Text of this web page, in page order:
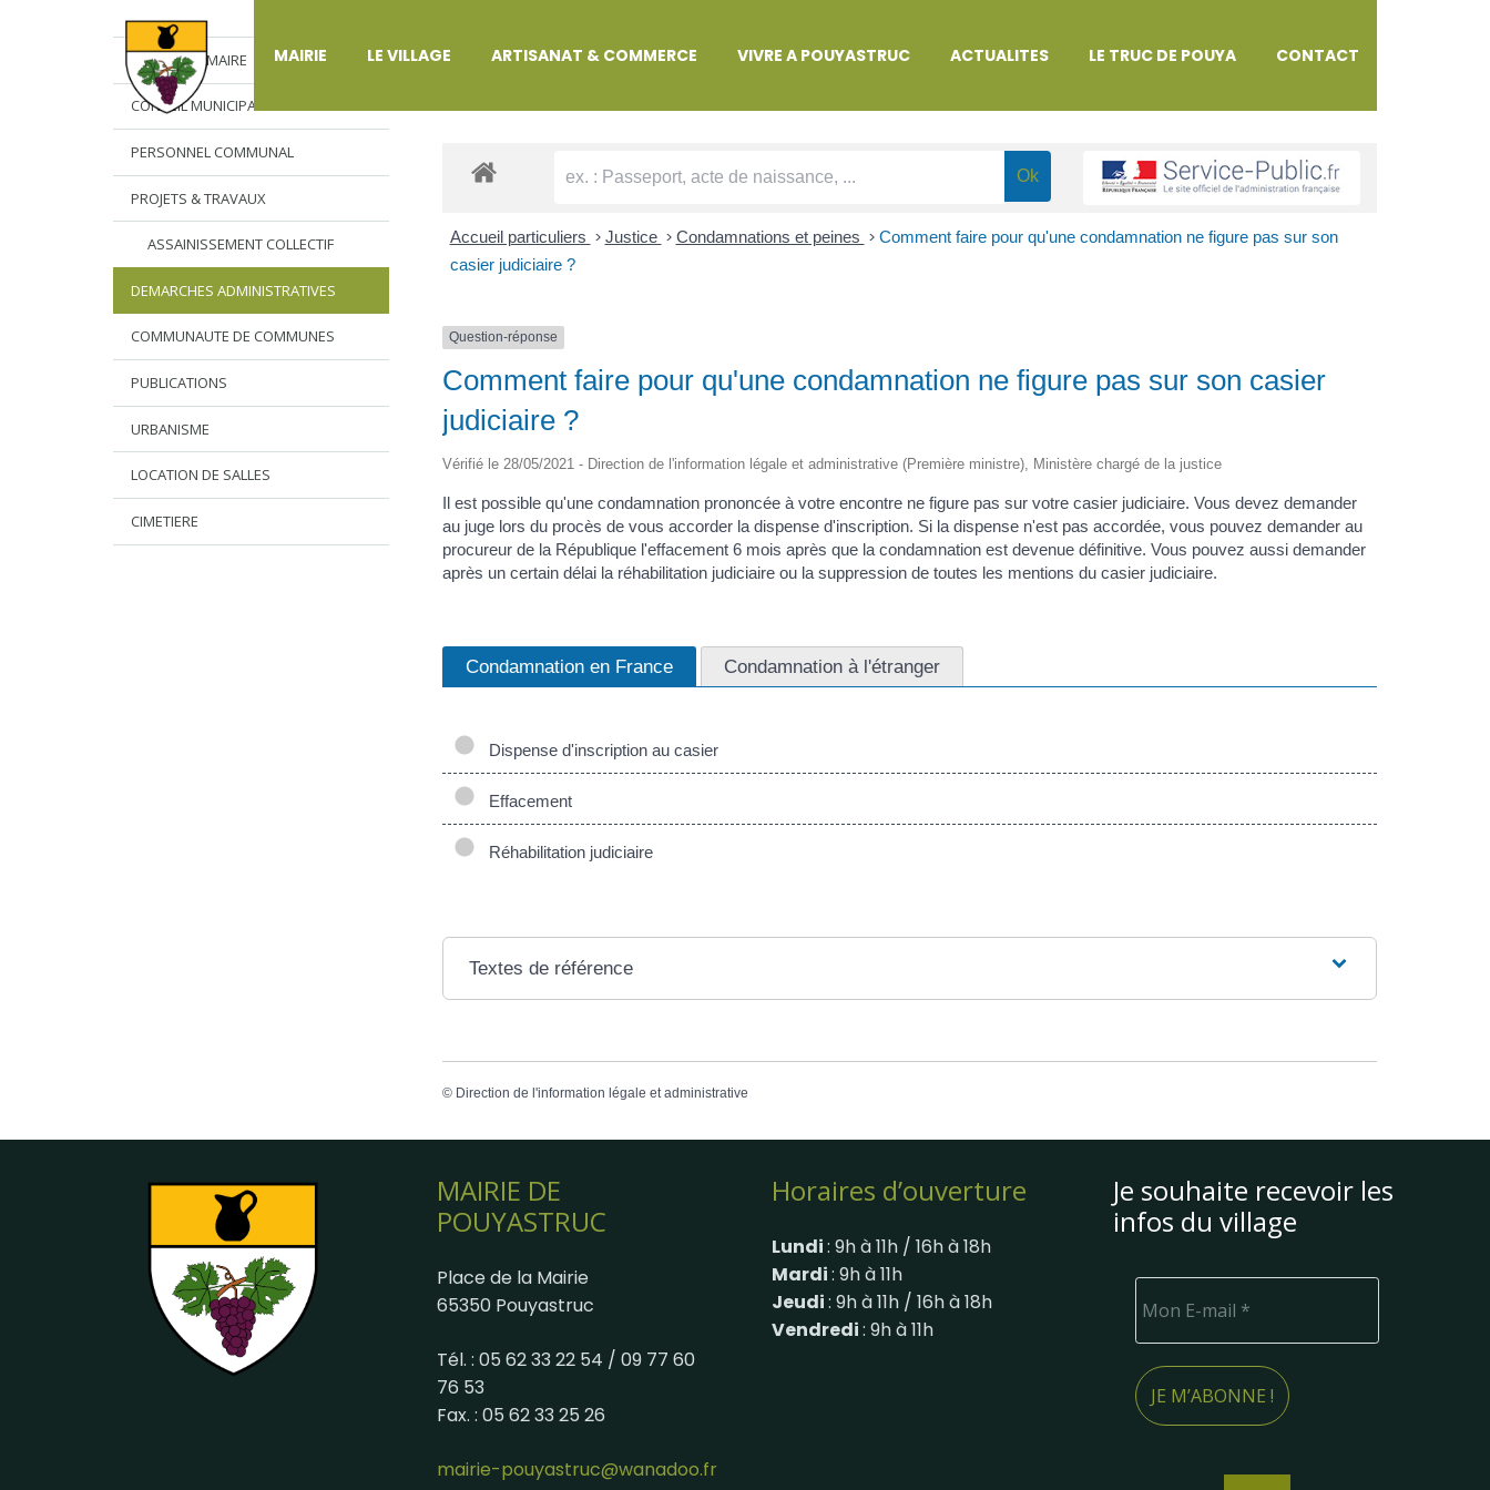
MAIRIE LE VILLAGE ARTISANAT & COMMERCE VIVRE A POUYASTRUC ACTUALITES LE TRUC DE POUYA CONTACT
L’EDITO DU MAIRE
CONSEIL MUNICIPAL
PERSONNEL COMMUNAL
PROJETS & TRAVAUX
ASSAINISSEMENT COLLECTIF
DEMARCHES ADMINISTRATIVES
COMMUNAUTE DE COMMUNES
PUBLICATIONS
URBANISME
LOCATION DE SALLES
CIMETIERE
DÉMARCHES ADMINISTRATIVES
Accueil particuliers > Justice > Condamnations et peines > Comment faire pour qu'une condamnation ne figure pas sur son
casier judiciaire ?
Question-réponse
Comment faire pour qu'une condamnation ne figure pas sur son casier
judiciaire ?
Vérifié le 28/05/2021 - Direction de l'information légale et administrative (Première ministre), Ministère chargé de la justice
Il est possible qu'une condamnation prononcée à votre encontre ne figure pas sur votre casier judiciaire. Vous devez demander
au juge lors du procès de vous accorder la dispense d'inscription. Si la dispense n'est pas accordée, vous pouvez demander au
procureur de la République l'effacement 6 mois après que la condamnation est devenue définitive. Vous pouvez aussi demander
après un certain délai la réhabilitation judiciaire ou la suppression de toutes les mentions du casier judiciaire.
Condamnation en France Condamnation à l'étranger
Dispense d'inscription au casier
Effacement
Réhabilitation judiciaire
Textes de référence
© Direction de l'information légale et administrative
MAIRIE DE
POUYASTRUC
Place de la Mairie
65350 Pouyastruc
Tél. : 05 62 33 22 54 / 09 77 60
76 53
Fax. : 05 62 33 25 26
mairie-pouyastruc@wanadoo.fr
Horaires d’ouverture
Lundi: 9h à 11h / 16h à 18h
Mardi: 9h à 11h
Jeudi: 9h à 11h / 16h à 18h
Vendredi: 9h à 11h
Je souhaite recevoir les
infos du village